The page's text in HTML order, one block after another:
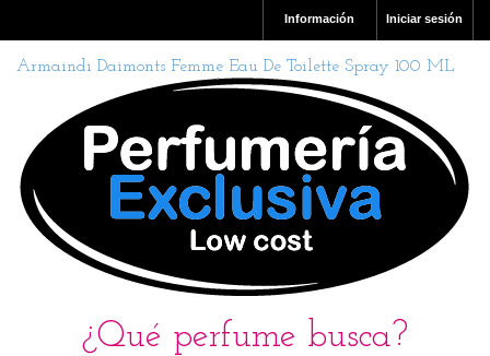
Iniciar sesión
Información
Armaindi Daimonts Femme Eau De Toilette Spray 100 ML
¿Qué perfume busca?